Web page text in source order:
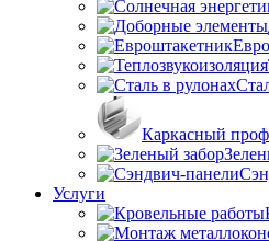
Каркасный
Услуги